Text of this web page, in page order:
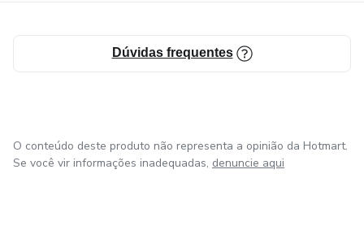
Dúvidas frequentes
O conteúdo deste produto não representa a opinião da Hotmart.
Se você vir informações inadequadas, denuncie aqui